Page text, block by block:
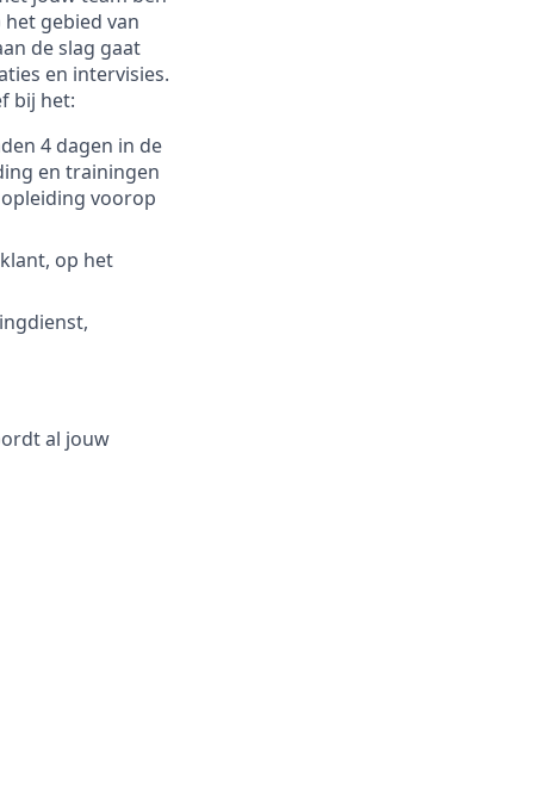
gebied van
de slag gaat
en intervisies.
bij het:
4 dagen in de
en trainingen
voorop
op het
al jouw